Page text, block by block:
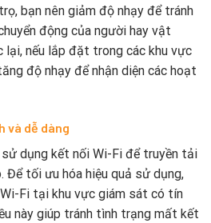
bạn nên giảm độ nhạy để tránh
động của người hay vật
lại, nếu lắp đặt trong các khu vực
độ nhạy để nhận diện các hoạt
và dễ dàng
dụng kết nối Wi-Fi để truyền tải
Để tối ưu hóa hiệu quả sử dụng,
Fi tại khu vực giám sát có tín
này giúp tránh tình trạng mất kết